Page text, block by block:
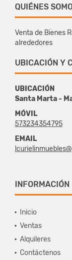
QUIÉNES
Venta de Bienes
alrededores
UBICACIÓN Y
UBICACIÓN
Santa Marta -
MÓVIL
573234354795
EMAIL
INFORMACIÓN
Inicio
Ventas
Alquileres
Contáctenos